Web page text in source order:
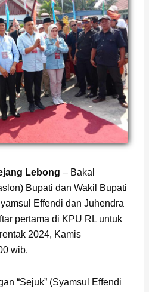
Lebong – Bakal
Bupati dan Wakil Bupati
Effendi dan Juhendra
pertama di KPU RL untuk
2024, Kamis
wib.
“Sejuk” (Syamsul Effendi